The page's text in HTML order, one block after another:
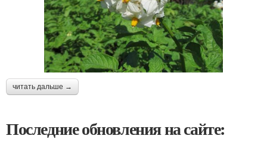
читать дальше →
Последние обновления на сайте: